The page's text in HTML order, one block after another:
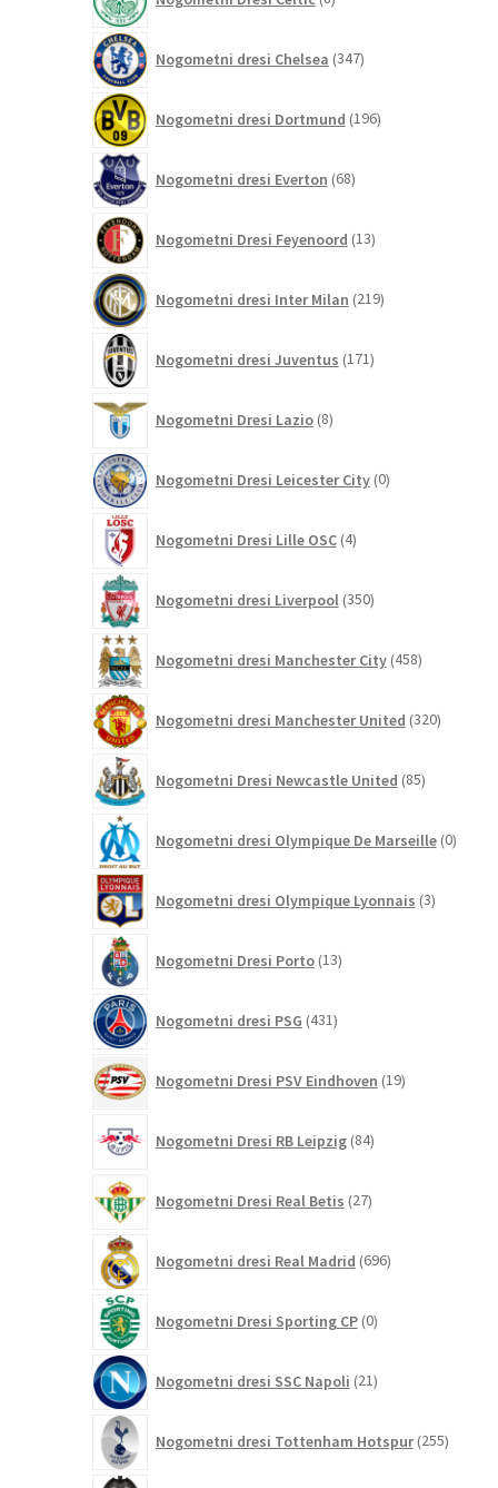
izdelkov
Nogometni dresi Chelsea 347izdelkov
Nogometni dresi Dortmund 196izdelkov
Nogometni dresi Everton 68izdelkov
Nogometni Dresi Feyenoord 13izdelkov
Nogometni dresi Inter Milan 219izdelkov
Nogometni dresi Juventus 171izdelkov
Nogometni Dresi Lazio 8izdelkov
Nogometni Dresi Leicester City 0izdelkov
Nogometni Dresi Lille OSC 4izdelki
Nogometni dresi Liverpool 350izdelkov
Nogometni dresi Manchester City 458izdelkov
Nogometni dresi Manchester United 320izdelkov
Nogometni Dresi Newcastle United 85izdelkov
Nogometni dresi Olympique De Marseille 0
Nogometni dresi Olympique Lyonnais 3izdelki
Nogometni Dresi Porto 13izdelkov
Nogometni dresi PSG 431izdelkov
Nogometni Dresi PSV Eindhoven 19izdelkov
Nogometni Dresi RB Leipzig 84izdelkov
Nogometni Dresi Real Betis 27izdelkov
Nogometni dresi Real Madrid 696izdelkov
Nogometni Dresi Sporting CP 0izdelkov
Nogometni dresi SSC Napoli 21izdelkov
Nogometni dresi Tottenham Hotspur 255